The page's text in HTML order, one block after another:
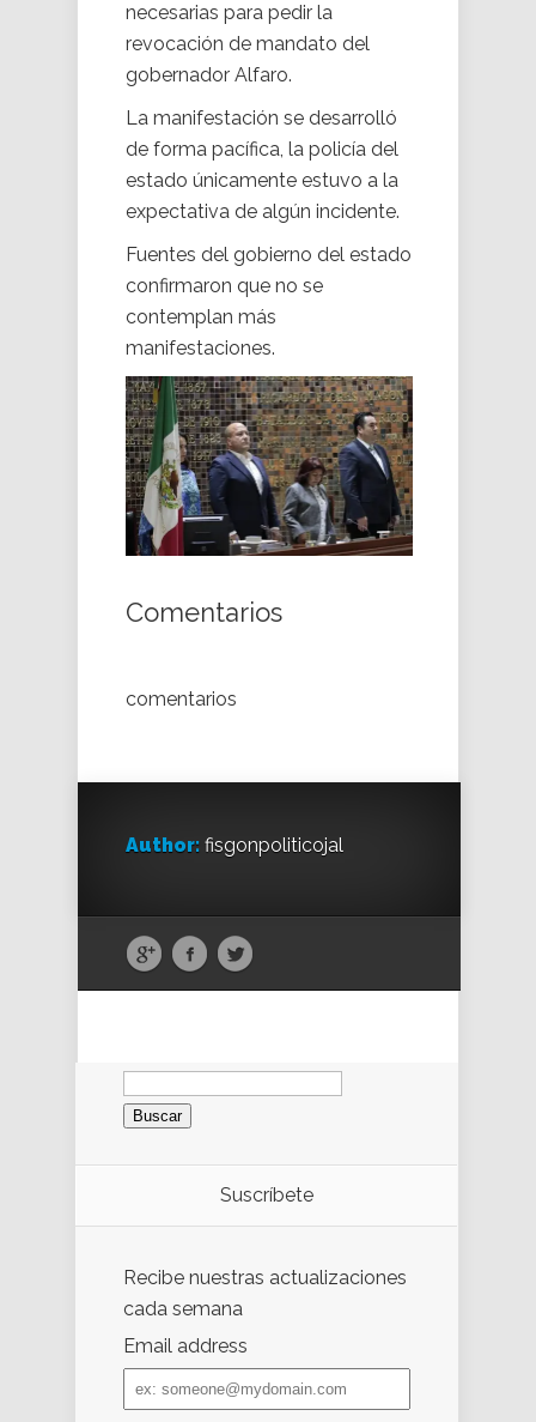
necesarias para pedir la
revocación de mandato del
gobernador Alfaro.
La manifestación se desarrolló
de forma pacífica, la policía del
estado únicamente estuvo a la
expectativa de algún incidente.
Fuentes del gobierno del estado
confirmaron que no se
contemplan más
manifestaciones.
Comentarios
comentarios
Author: fisgonpoliticojal
Buscar:
Suscríbete
Recibe nuestras actualizaciones
cada semana
Email address
Email
address